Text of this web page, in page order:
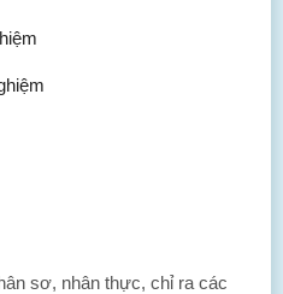
sơ, nhân thực, chỉ ra các